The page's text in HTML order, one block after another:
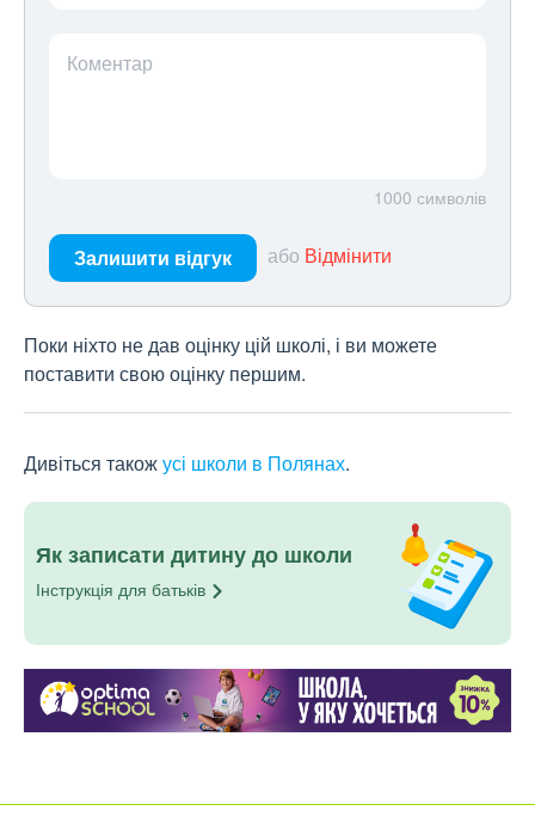
Коментар
1000 символів
Залишити відгук або Відмінити
Поки ніхто не дав оцінку цій школі, і ви можете
поставити свою оцінку першим.
Дивіться такожусі школи в Полянах.
Як записати дитину до школи
Інструкція для батьків